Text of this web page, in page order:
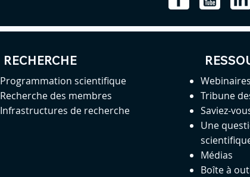
RECHERCHE
Programmation scientifique
Recherche des membres
Infrastructures de recherche
Tribune
Saviez-
Une
Médias
Boîte à